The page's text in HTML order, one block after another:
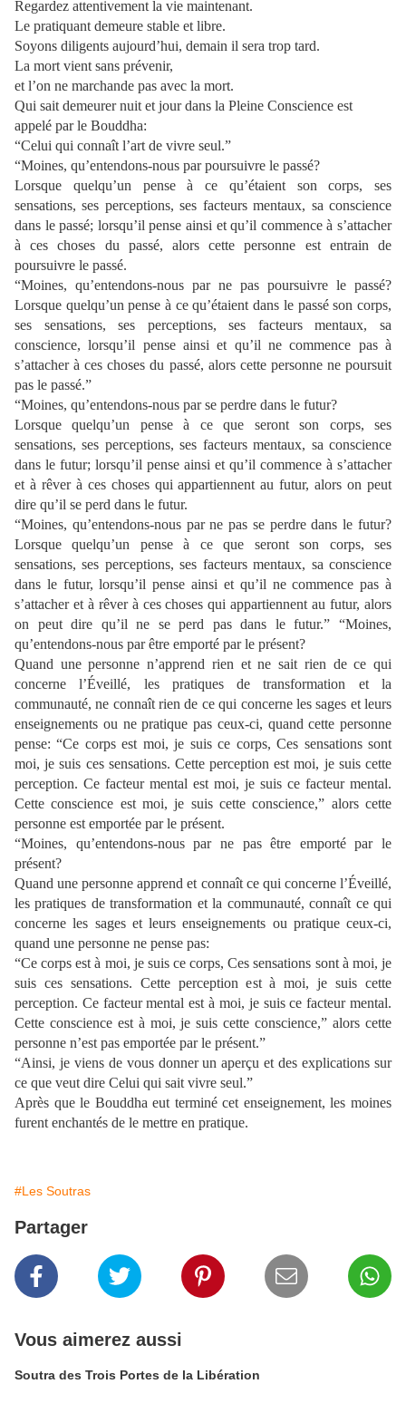
Regardez attentivement la vie maintenant.
Le pratiquant demeure stable et libre.
Soyons diligents aujourd’hui, demain il sera trop tard.
La mort vient sans prévenir,
et l’on ne marchande pas avec la mort.
Qui sait demeurer nuit et jour dans la Pleine Conscience est
appelé par le Bouddha:
“Celui qui connaît l’art de vivre seul.”
“Moines, qu’entendons-nous par poursuivre le passé?
Lorsque quelqu’un pense à ce qu’étaient son corps, ses
sensations, ses perceptions, ses facteurs mentaux, sa conscience
dans le passé; lorsqu’il pense ainsi et qu’il commence à s’attacher
à ces choses du passé, alors cette personne est entrain de
poursuivre le passé.
“Moines, qu’entendons-nous par ne pas poursuivre le passé?
Lorsque quelqu’un pense à ce qu’étaient dans le passé son corps,
ses sensations, ses perceptions, ses facteurs mentaux, sa
conscience, lorsqu’il pense ainsi et qu’il ne commence pas à
s’attacher à ces choses du passé, alors cette personne ne poursuit
pas le passé.”
“Moines, qu’entendons-nous par se perdre dans le futur?
Lorsque quelqu’un pense à ce que seront son corps, ses
sensations, ses perceptions, ses facteurs mentaux, sa conscience
dans le futur; lorsqu’il pense ainsi et qu’il commence à s’attacher
et à rêver à ces choses qui appartiennent au futur, alors on peut
dire qu’il se perd dans le futur.
“Moines, qu’entendons-nous par ne pas se perdre dans le futur?
Lorsque quelqu’un pense à ce que seront son corps, ses
sensations, ses perceptions, ses facteurs mentaux, sa conscience
dans le futur, lorsqu’il pense ainsi et qu’il ne commence pas à
s’attacher et à rêver à ces choses qui appartiennent au futur, alors
on peut dire qu’il ne se perd pas dans le futur.” “Moines,
qu’entendons-nous par être emporté par le présent?
Quand une personne n’apprend rien et ne sait rien de ce qui
concerne l’Éveillé, les pratiques de transformation et la
communauté, ne connaît rien de ce qui concerne les sages et leurs
enseignements ou ne pratique pas ceux-ci, quand cette personne
pense: “Ce corps est moi, je suis ce corps, Ces sensations sont
moi, je suis ces sensations. Cette perception est moi, je suis cette
perception. Ce facteur mental est moi, je suis ce facteur mental.
Cette conscience est moi, je suis cette conscience,” alors cette
personne est emportée par le présent.
“Moines, qu’entendons-nous par ne pas être emporté par le
présent?
Quand une personne apprend et connaît ce qui concerne l’Éveillé,
les pratiques de transformation et la communauté, connaît ce qui
concerne les sages et leurs enseignements ou pratique ceux-ci,
quand une personne ne pense pas:
“Ce corps est à moi, je suis ce corps, Ces sensations sont à moi, je
suis ces sensations. Cette perception est à moi, je suis cette
perception. Ce facteur mental est à moi, je suis ce facteur mental.
Cette conscience est à moi, je suis cette conscience,” alors cette
personne n’est pas emportée par le présent.”
“Ainsi, je viens de vous donner un aperçu et des explications sur
ce que veut dire Celui qui sait vivre seul.”
Après que le Bouddha eut terminé cet enseignement, les moines
furent enchantés de le mettre en pratique.
#Les Soutras
Partager
Vous aimerez aussi
Soutra des Trois Portes de la Libération